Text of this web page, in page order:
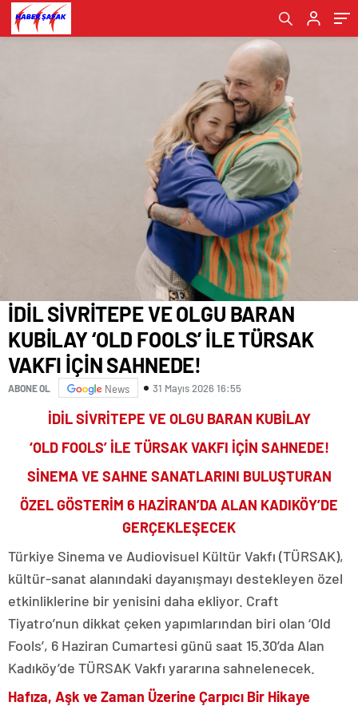
SAHNEDE!
İDİL SİVRİTEPE VE OLGU BARAN
KUBİLAY ‘OLD FOOLS’ İLE TÜRSAK
VAKFI İÇİN SAHNEDE!
ABONE OL News 31 Mayıs 2026 16:55
İDİL SİVRİTEPE VE OLGU BARAN KUBİLAY
‘OLD FOOLS’ İLE TÜRSAK VAKFI İÇİN SAHNEDE!
SİNEMA VE SAHNE SANATLARINI BULUŞTURAN
ÖZEL GÖSTERİM 6 HAZİRAN’DA ALAN KADIKÖY’DE
GERÇEKLEŞECEK
Türkiye Sinema ve Audiovisuel Kültür Vakfı (TÜRSAK),
kültür-sanat alanındaki dayanışmayı destekleyen özel
etkinliklerine bir yenisini daha ekliyor. Craft
Tiyatro’nun dikkat çeken yapımlarından biri olan ‘Old
Fools’, 6 Haziran Cumartesi günü saat 15.30’da Alan
Kadıköy’de TÜRSAK Vakfı yararına sahnelenecek.
Hafıza, Aşk ve Zaman Üzerine Çarpıcı Bir Hikaye
Verildi
Bakımevi açıldı!